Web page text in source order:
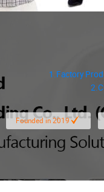
1.Factory
Founded in 2019